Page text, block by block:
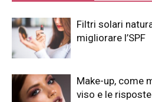
Filtri solari
migliorare l’SPF
Make-up, come
viso e le